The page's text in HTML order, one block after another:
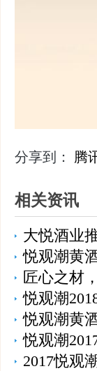
分享到： 腾
相关资讯
大悦酒业
悦观潮黄
匠心之材
悦观潮
悦观潮黄
悦观潮
2017悦观